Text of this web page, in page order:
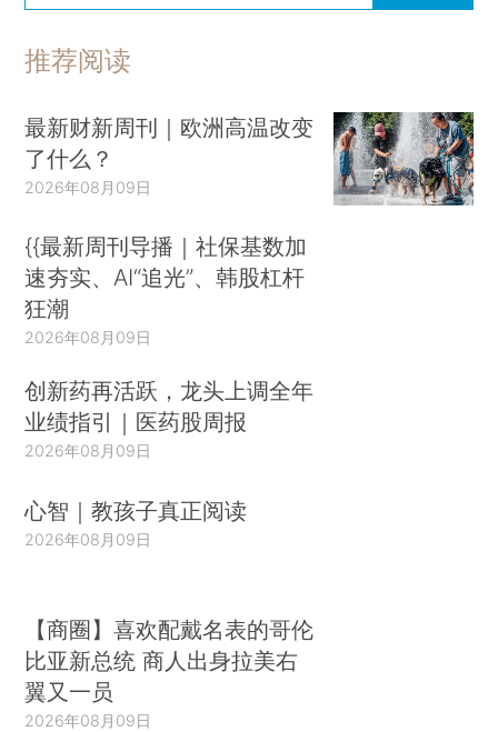
推荐阅读
最新财新周刊｜欧洲高温改变
了什么？
2026年08月09日
{{最新周刊导播｜社保基数加
速夯实、AI“追光”、韩股杠杆
狂潮
2026年08月09日
创新药再活跃，龙头上调全年
业绩指引｜医药股周报
2026年08月09日
心智｜教孩子真正阅读
2026年08月09日
【商圈】喜欢配戴名表的哥伦
比亚新总统 商人出身拉美右
翼又一员
2026年08月09日